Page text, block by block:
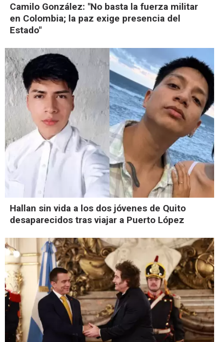
Camilo González: "No basta la fuerza militar
en Colombia; la paz exige presencia del
Estado"
Hallan sin vida a los dos jóvenes de Quito
desaparecidos tras viajar a Puerto López